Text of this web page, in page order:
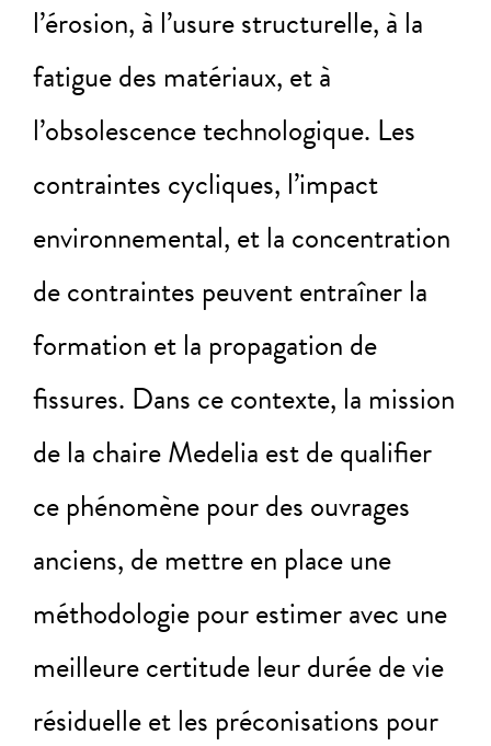
l’érosion, à l’usure structurelle, à la
fatigue des matériaux, et à
l’obsolescence technologique. Les
contraintes cycliques, l’impact
environnemental, et la concentration
de contraintes peuvent entraîner la
formation et la propagation de
fissures. Dans ce contexte, la mission
de la chaire Medelia est de qualifier
ce phénomène pour des ouvrages
anciens, de mettre en place une
méthodologie pour estimer avec une
meilleure certitude leur durée de vie
résiduelle et les préconisations pour